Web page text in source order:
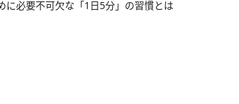
に必要不可欠な「1日5分」の習慣とは